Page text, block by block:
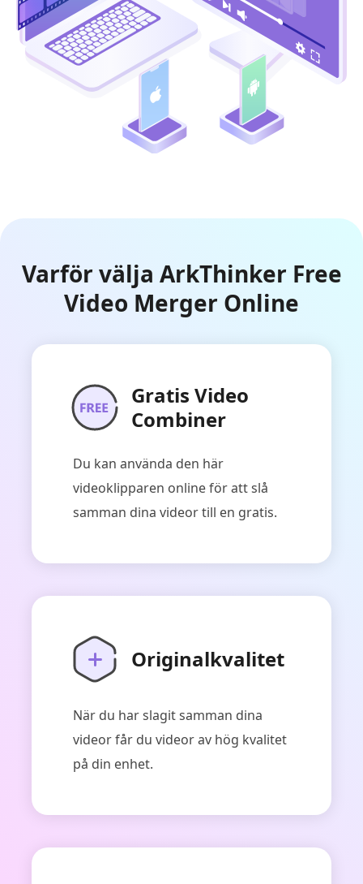
Varför välja ArkThinker Free
Video Merger Online
Gratis Video
Combiner
Du kan använda den här
videoklipparen online för att slå
samman dina videor till en gratis.
Originalkvalitet
När du har slagit samman dina
videor får du videor av hög kvalitet
på din enhet.